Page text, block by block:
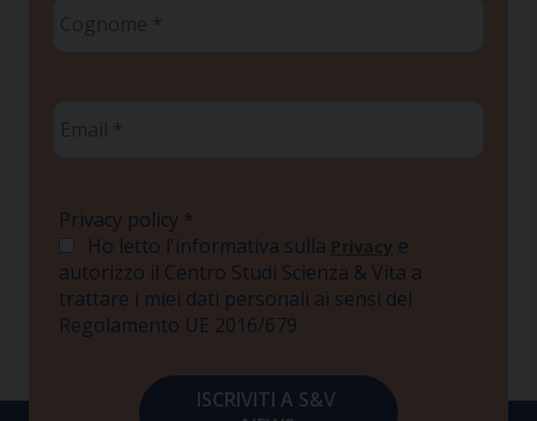
Privacy policy *
Ho letto l'informativa sulla Privacy e
autorizzo il Centro Studi Scienza & Vita a
trattare i miei dati personali ai sensi del
Regolamento UE 2016/679